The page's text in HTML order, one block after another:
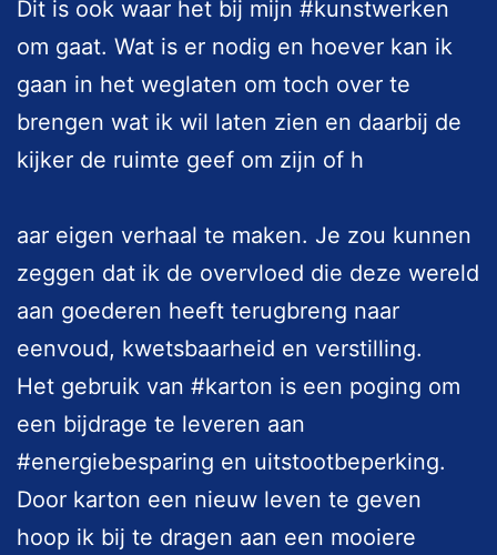
Dit is ook waar het bij mijn #kunstwerken
om gaat. Wat is er nodig en hoever kan ik
gaan in het weglaten om toch over te
brengen wat ik wil laten zien en daarbij de
kijker de ruimte geef om zijn of h
aar eigen verhaal te maken. Je zou kunnen
zeggen dat ik de overvloed die deze wereld
aan goederen heeft terugbreng naar
eenvoud, kwetsbaarheid en verstilling.
Het gebruik van #karton is een poging om
een bijdrage te leveren aan
#energiebesparing en uitstootbeperking.
Door karton een nieuw leven te geven
hoop ik bij te dragen aan een mooiere